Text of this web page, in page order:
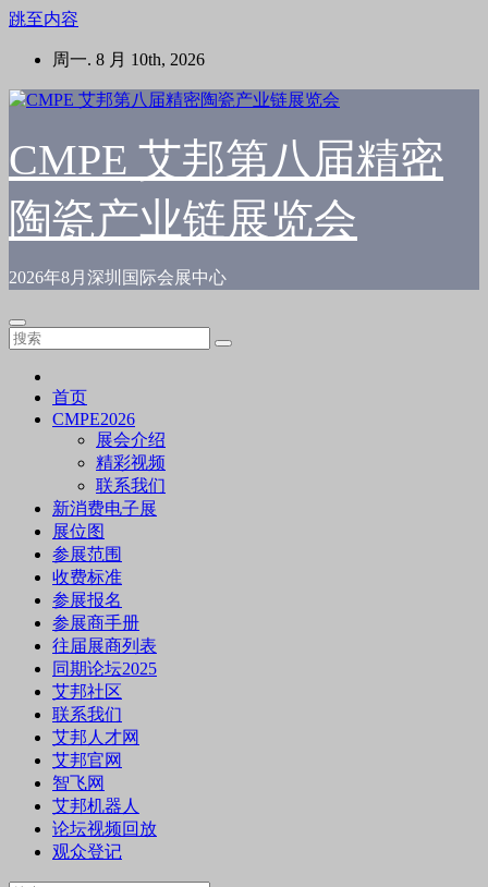
跳至内容
周一. 8 月 10th, 2026
CMPE 艾邦第八届精密
陶瓷产业链展览会
2026年8月深圳国际会展中心
首页
CMPE2026
展会介绍
精彩视频
联系我们
新消费电子展
展位图
参展范围
收费标准
参展报名
参展商手册
往届展商列表
同期论坛2025
艾邦社区
联系我们
艾邦人才网
艾邦官网
智飞网
艾邦机器人
论坛视频回放
观众登记